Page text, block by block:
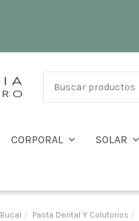
CORPORAL SOLAR
Bucal Pasta Dental Y Colutorios